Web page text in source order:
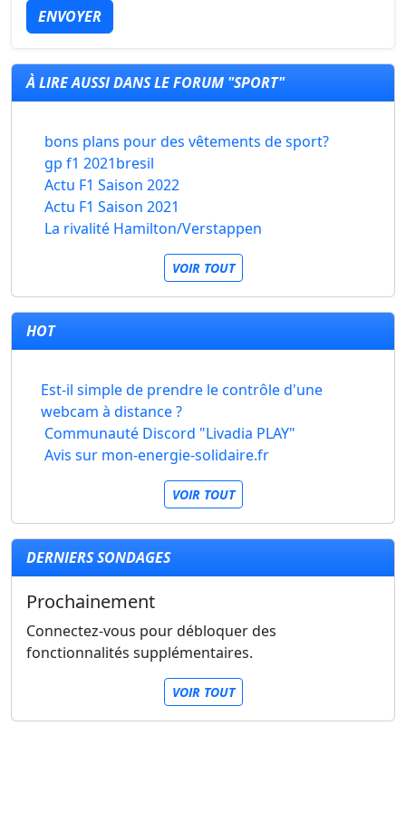
ENVOYER
À LIRE AUSSI DANS LE FORUM "SPORT"
bons plans pour des vêtements de sport?
gp f1 2021bresil
Actu F1 Saison 2022
Actu F1 Saison 2021
La rivalité Hamilton/Verstappen
VOIR TOUT
HOT
Est-il simple de prendre le contrôle d'une
webcam à distance ?
Communauté Discord "Livadia PLAY"
Avis sur mon-energie-solidaire.fr
VOIR TOUT
DERNIERS SONDAGES
Prochainement
Connectez-vous pour débloquer des
fonctionnalités supplémentaires.
VOIR TOUT